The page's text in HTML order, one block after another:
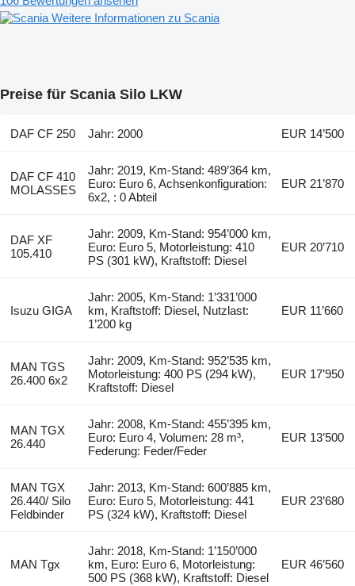
Weitere Informationen zu Scania
Preise für Scania Silo LKW
DAF CF 250 Jahr: 2000 EUR 14’500
DAF CF 410
MOLASSES
Jahr: 2019, Km-Stand: 489’364 km,
Euro: Euro 6, Achsenkonfiguration:
6x2, : 0 Abteil
EUR 21’870
DAF XF
105.410
Jahr: 2009, Km-Stand: 954’000 km,
Euro: Euro 5, Motorleistung: 410
PS (301 kW), Kraftstoff: Diesel
EUR 20’710
Isuzu GIGA
Jahr: 2005, Km-Stand: 1’331’000
km, Kraftstoff: Diesel, Nutzlast:
1’200 kg
EUR 11’660
MAN TGS
26.400 6x2
Jahr: 2009, Km-Stand: 952’535 km,
Motorleistung: 400 PS (294 kW),
Kraftstoff: Diesel
EUR 17’950
MAN TGX
26.440
Jahr: 2008, Km-Stand: 455’395 km,
Euro: Euro 4, Volumen: 28 m³,
Federung: Feder/Feder
EUR 13’500
MAN TGX
26.440/ Silo
Feldbinder
Jahr: 2013, Km-Stand: 600’885 km,
Euro: Euro 5, Motorleistung: 441
PS (324 kW), Kraftstoff: Diesel
EUR 23’680
MAN Tgx
Jahr: 2018, Km-Stand: 1’150’000
km, Euro: Euro 6, Motorleistung:
500 PS (368 kW), Kraftstoff: Diesel
EUR 46’560